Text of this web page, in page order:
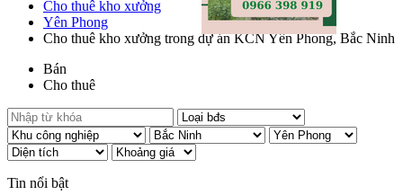
Cho thuê kho xưởng
Yên Phong
Cho thuê kho xưởng trong dự án KCN Yên Phong, Bắc Ninh
Bán
Cho thuê
Tin nổi bật